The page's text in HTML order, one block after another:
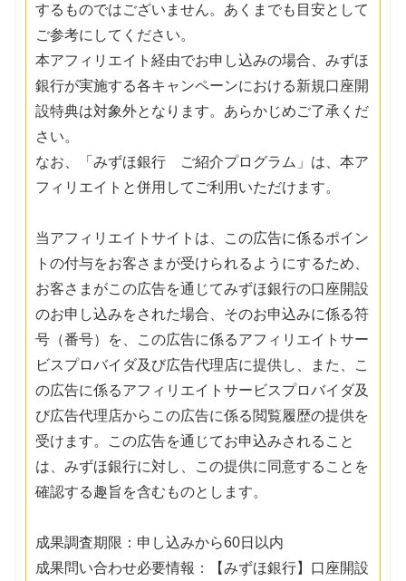
するものではございません。あくまでも目安として
ご参考にしてください。
本アフィリエイト経由でお申し込みの場合、みずほ
銀行が実施する各キャンペーンにおける新規口座開
設特典は対象外となります。あらかじめご了承くだ
さい。
なお、「みずほ銀行 ご紹介プログラム」は、本ア
フィリエイトと併用してご利用いただけます。
当アフィリエイトサイトは、この広告に係るポイン
トの付与をお客さまが受けられるようにするため、
お客さまがこの広告を通じてみずほ銀行の口座開設
のお申し込みをされた場合、そのお申込みに係る符
号（番号）を、この広告に係るアフィリエイトサー
ビスプロバイダ及び広告代理店に提供し、また、こ
の広告に係るアフィリエイトサービスプロバイダ及
び広告代理店からこの広告に係る閲覧履歴の提供を
受けます。この広告を通じてお申込みされること
は、みずほ銀行に対し、この提供に同意することを
確認する趣旨を含むものとします。
成果調査期限：申し込みから60日以内
成果問い合わせ必要情報：【みずほ銀行】口座開設